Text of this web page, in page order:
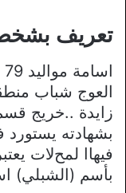
تعريف
العوج شباب
زايدة ..خريج
بشهادته
فيهاا لمحﻻت
بأسم (الشبلي)